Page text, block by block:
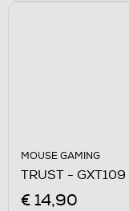
MOUSE GAMING
TRUST -
€ 14,90